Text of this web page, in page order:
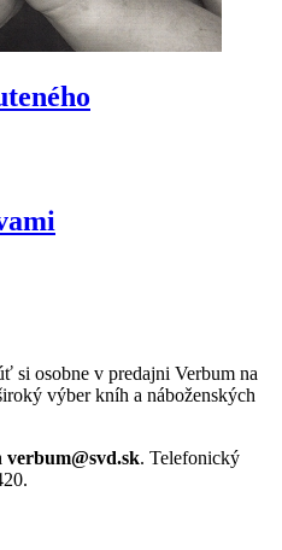
si osobne v predajni Verbum na
výber kníh a náboženských
verbum@svd.sk. Telefonický